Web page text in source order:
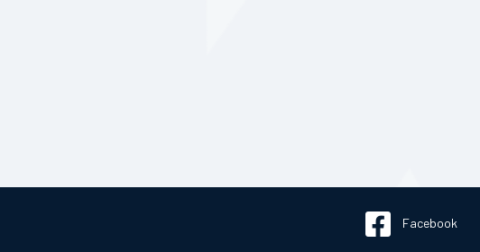
Facebook